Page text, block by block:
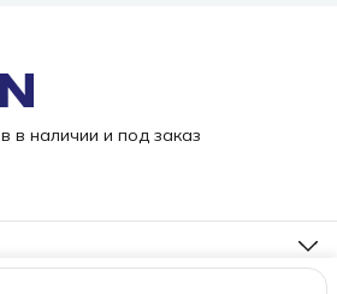
в наличии и под заказ